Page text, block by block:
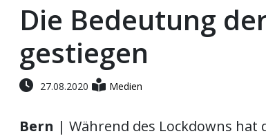
Die Bedeutung
gestiegen
27.08.2020 Medien
Bern | Während des Lockdowns